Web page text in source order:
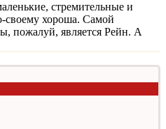
стремительные и
своему хороша. Самой
пожалуй, является Рейн. А